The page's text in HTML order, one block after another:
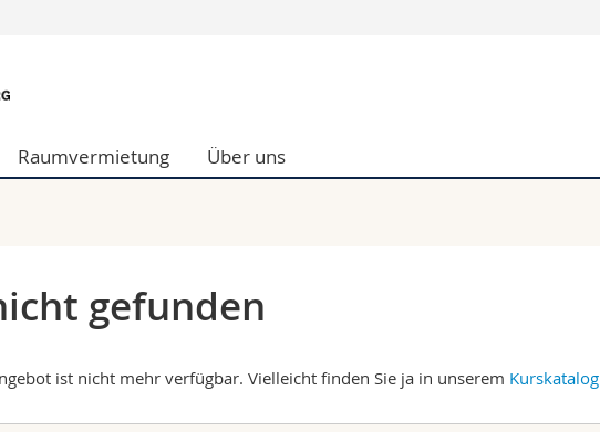
Wirtschafts- und Sozialwissenschaftliche Fak.
Philosophische Fak.
Forschende
Raumvermietung Über uns
gefunden
ist nicht mehr verfügbar. Vielleicht finden Sie ja in unserem Kurskatalog